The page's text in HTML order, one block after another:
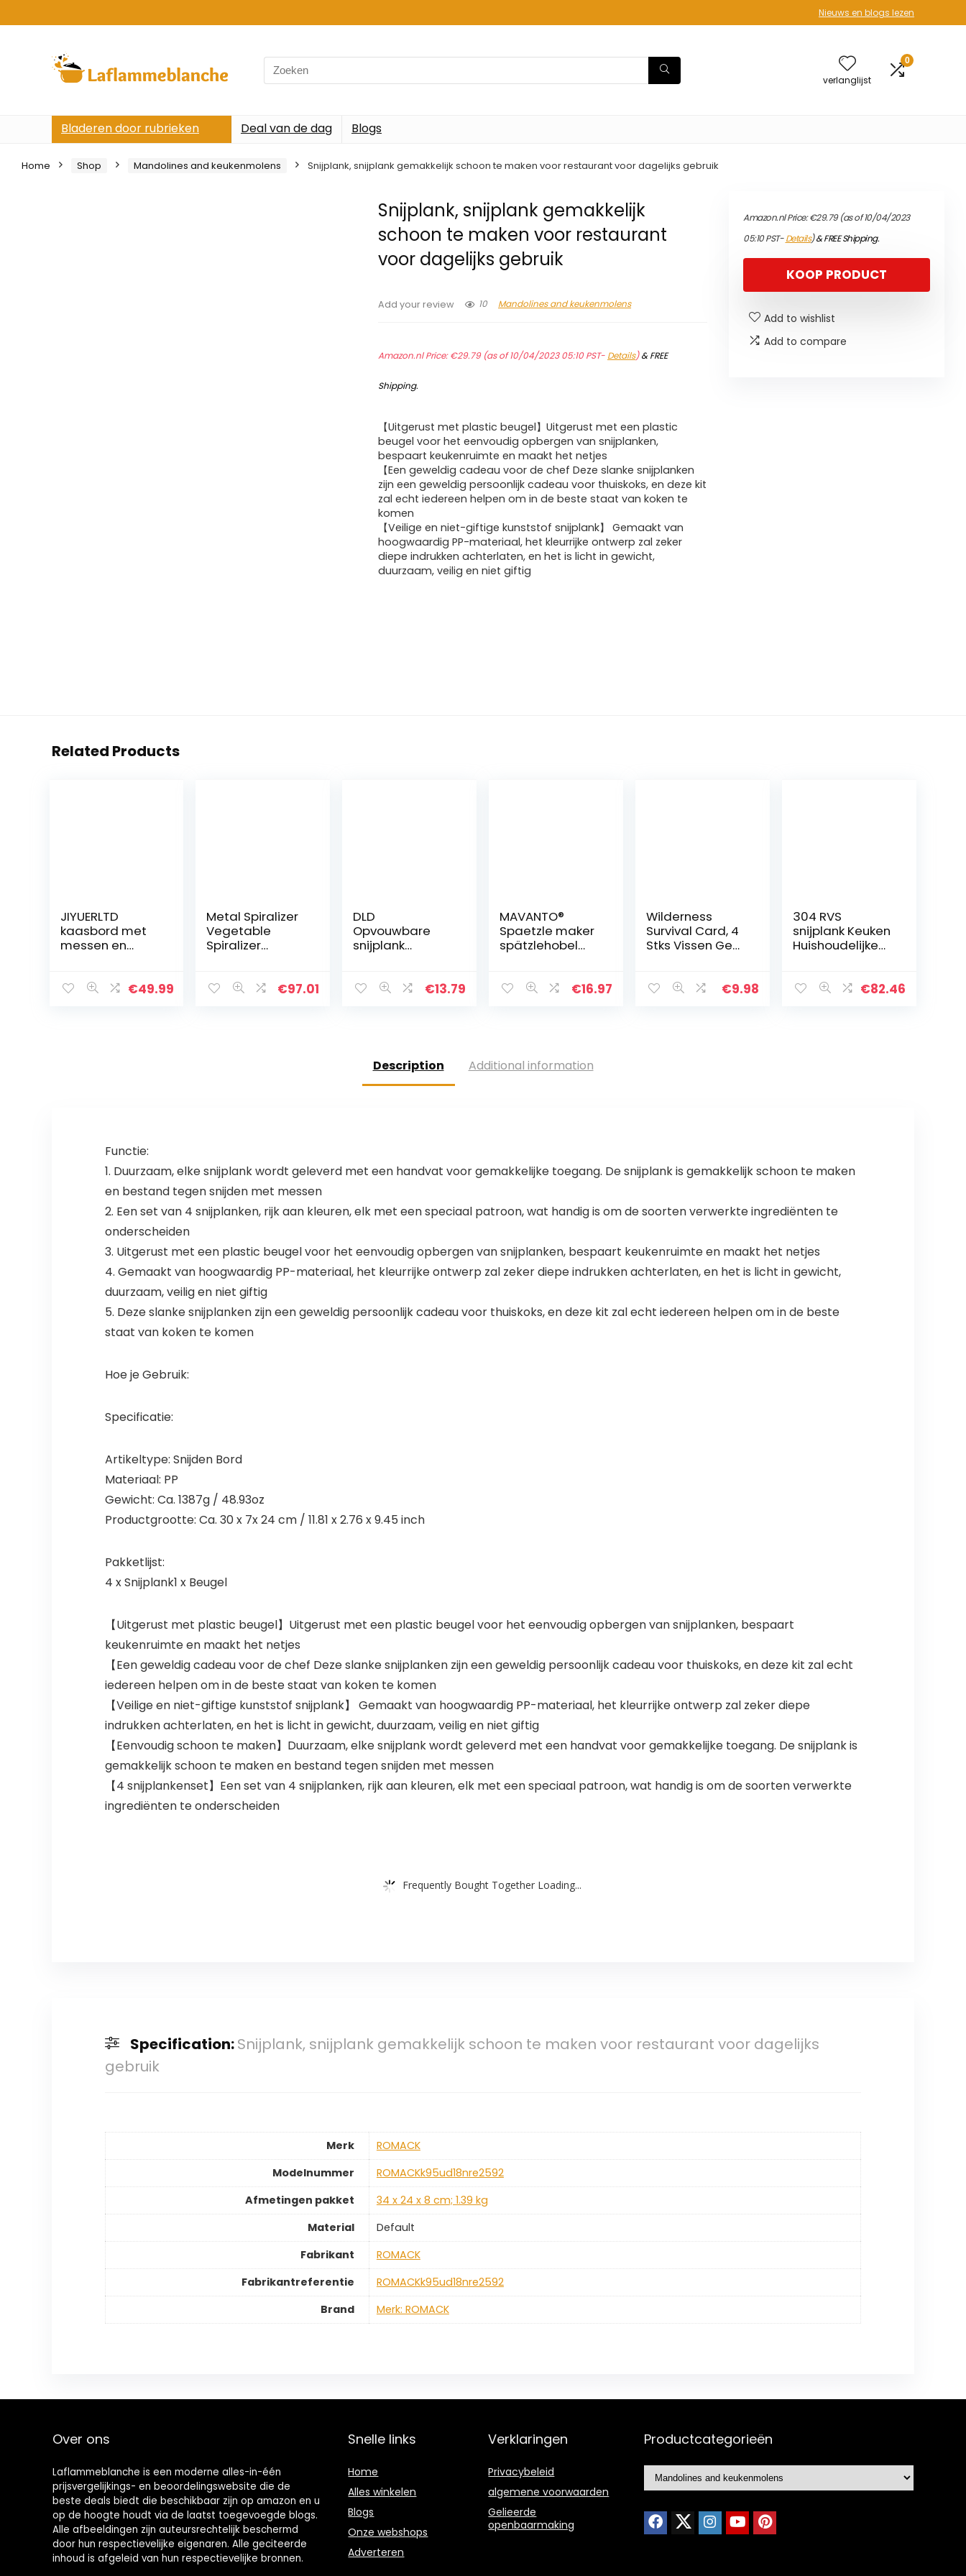
Nieuws en blogs lezen
Search
for:
verlanglijst
0
Bladeren door rubrieken Deal van de dag Blogs
Home Shop Mandolines and keukenmolens Snijplank, snijplank gemakkelijk schoon te maken voor restaurant voor dagelijks gebruik
Snijplank, snijplank gemakkelijk
schoon te maken voor restaurant
voor dagelijks gebruik
Add your review 10 Mandolines and keukenmolens
Amazon.nl Price:€29.79(as of 10/04/2023 05:10 PST- Details)&FREE
Shipping.
【Uitgerust met plastic beugel】Uitgerust met een plastic
beugel voor het eenvoudig opbergen van snijplanken,
bespaart keukenruimte en maakt het netjes
【Een geweldig cadeau voor de chef Deze slanke snijplanken
zijn een geweldig persoonlijk cadeau voor thuiskoks, en deze kit
zal echt iedereen helpen om in de beste staat van koken te
komen
【Veilige en niet-giftige kunststof snijplank】 Gemaakt van
hoogwaardig PP-materiaal, het kleurrijke ontwerp zal zeker
diepe indrukken achterlaten, en het is licht in gewicht,
duurzaam, veilig en niet giftig
Amazon.nl Price:€29.79(as of 10/04/2023
05:10 PST-Details)&FREE Shipping.
KOOP PRODUCT
Add to wishlist
Add to compare
Related Products
JIYUERLTD
kaasbord met
messen en
bamboe
€49.99
Metal Spiralizer
Vegetable
Spiralizer
roestvrijstalen
€97.01
DLD
Opvouwbare
snijplank
afvoermand
wassen en…
€13.79
MAVANTO®
Spaetzle maker
spätzlehobel
zelfgemaakte
€16.97
Wilderness
Survival Card, 4
Stks Vissen Gear
Gereedschap
€9.98
304 RVS
snijplank Keuken
Huishoudelijke
Met Gebogen
€82.46
Description Additional information
Functie:
1. Duurzaam, elke snijplank wordt geleverd met een handvat voor gemakkelijke toegang. De snijplank is gemakkelijk schoon te maken
en bestand tegen snijden met messen
2. Een set van 4 snijplanken, rijk aan kleuren, elk met een speciaal patroon, wat handig is om de soorten verwerkte ingrediënten te
onderscheiden
3. Uitgerust met een plastic beugel voor het eenvoudig opbergen van snijplanken, bespaart keukenruimte en maakt het netjes
4. Gemaakt van hoogwaardig PP-materiaal, het kleurrijke ontwerp zal zeker diepe indrukken achterlaten, en het is licht in gewicht,
duurzaam, veilig en niet giftig
5. Deze slanke snijplanken zijn een geweldig persoonlijk cadeau voor thuiskoks, en deze kit zal echt iedereen helpen om in de beste
staat van koken te komen
Hoe je Gebruik:
Specificatie:
Artikeltype: Snijden Bord
Materiaal: PP
Gewicht: Ca. 1387g / 48.93oz
Productgrootte: Ca. 30 x 7x 24 cm / 11.81 x 2.76 x 9.45 inch
Pakketlijst:
4 x Snijplank1 x Beugel
【Uitgerust met plastic beugel】Uitgerust met een plastic beugel voor het eenvoudig opbergen van snijplanken, bespaart
keukenruimte en maakt het netjes
【Een geweldig cadeau voor de chef Deze slanke snijplanken zijn een geweldig persoonlijk cadeau voor thuiskoks, en deze kit zal echt
iedereen helpen om in de beste staat van koken te komen
【Veilige en niet-giftige kunststof snijplank】 Gemaakt van hoogwaardig PP-materiaal, het kleurrijke ontwerp zal zeker diepe
indrukken achterlaten, en het is licht in gewicht, duurzaam, veilig en niet giftig
【Eenvoudig schoon te maken】Duurzaam, elke snijplank wordt geleverd met een handvat voor gemakkelijke toegang. De snijplank is
gemakkelijk schoon te maken en bestand tegen snijden met messen
【4 snijplankenset】Een set van 4 snijplanken, rijk aan kleuren, elk met een speciaal patroon, wat handig is om de soorten verwerkte
ingrediënten te onderscheiden
Frequently Bought Together Loading...
Specification:Snijplank, snijplank gemakkelijk schoon te maken voor restaurant voor dagelijks
gebruik
Merk
‎ROMACK
Modelnummer
‎ROMACKk95ud18nre2592
Afmetingen pakket
‎34 x 24 x 8 cm; 1.39 kg
Material
‎Default
Fabrikant
‎ROMACK
Fabrikantreferentie
‎ROMACKk95ud18nre2592
Brand
Merk: ROMACK
Over ons
Laflammeblanche is een moderne alles-in-één
prijsvergelijkings- en beoordelingswebsite die de
beste deals biedt die beschikbaar zijn op amazon en u
op de hoogte houdt via de laatst toegevoegde blogs.
Alle afbeeldingen zijn auteursrechtelijk beschermd
door hun respectievelijke eigenaren. Alle geciteerde
inhoud is afgeleid van hun respectievelijke bronnen.
Snelle links
Home
Alles winkelen
Blogs
Onze webshops
Adverteren
Verklaringen
Privacybeleid
algemene voorwaarden
Gelieerde
openbaarmaking
Productcategorieën